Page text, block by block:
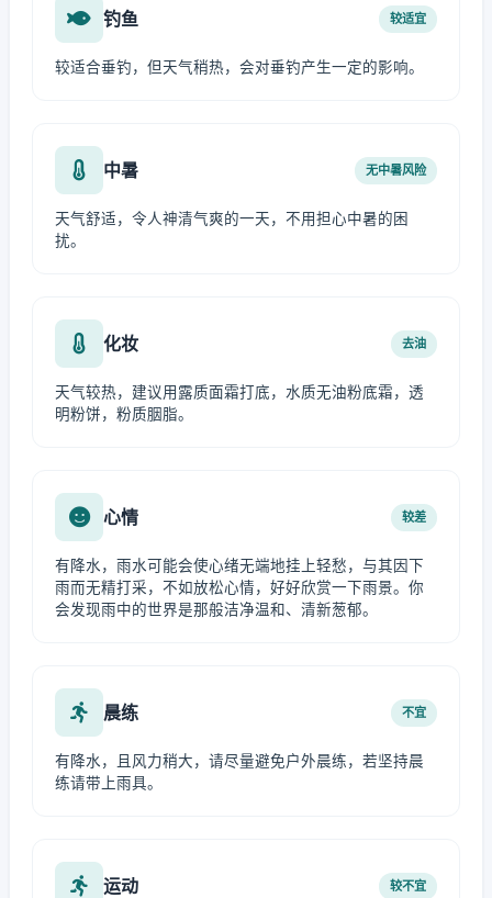
钓鱼 较适宜
较适合垂钓，但天气稍热，会对垂钓产生一定的影响。
中暑 无中暑风险
天气舒适，令人神清气爽的一天，不用担心中暑的困
扰。
化妆 去油
天气较热，建议用露质面霜打底，水质无油粉底霜，透
明粉饼，粉质胭脂。
心情 较差
有降水，雨水可能会使心绪无端地挂上轻愁，与其因下
雨而无精打采，不如放松心情，好好欣赏一下雨景。你
会发现雨中的世界是那般洁净温和、清新葱郁。
晨练 不宜
有降水，且风力稍大，请尽量避免户外晨练，若坚持晨
练请带上雨具。
运动 较不宜